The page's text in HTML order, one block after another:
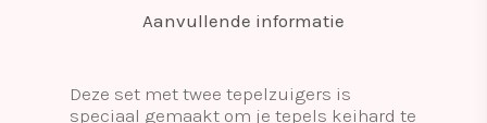
Aanvullende informatie
Deze set met twee tepelzuigers is
speciaal gemaakt om je tepels keihard te